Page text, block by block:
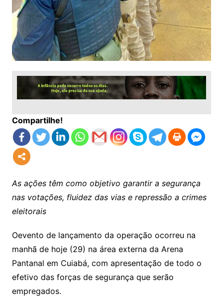
Compartilhe!
As ações têm como objetivo garantir a segurança
nas votações, fluidez das vias e repressão a crimes
eleitorais
Oevento de lançamento da operação ocorreu na
manhã de hoje (29) na área externa da Arena
Pantanal em Cuiabá, com apresentação de todo o
efetivo das forças de segurança que serão
empregados.